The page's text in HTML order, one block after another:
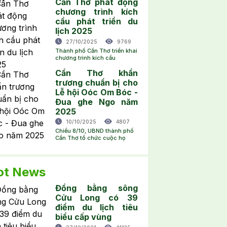
Cần Thơ phát động
chương trình kích
cầu phát triển du
lịch 2025
27/10/2025 9769
Thành phố Cần Thơ triển khai
chương trình kích cầu
Cần Thơ khẩn
trương chuẩn bị cho
Lễ hội Oóc Om Bóc -
Đua ghe Ngo năm
2025
10/10/2025 4807
Chiều 8/10, UBND thành phố
Cần Thơ tổ chức cuộc họ
News
Đồng bằng sông
Cửu Long có 39
điểm du lịch tiêu
biểu cấp vùng